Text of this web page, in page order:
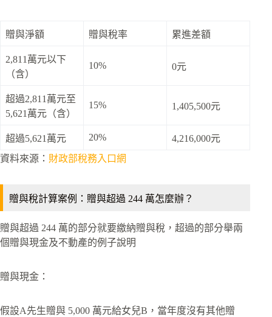
贈與淨額 贈與稅率 累進差額
2,811萬元以下
（含）
10% 0元
超過2,811萬元至
5,621萬元（含）
15% 1,405,500元
超過5,621萬元 20%
4,216,000元
資料來源： 財政部稅務入口網
贈與稅計算案例：贈與超過 244 萬怎麼辦？
贈與超過 244 萬的部分就要繳納贈與稅，超過的部分舉兩
個贈與現金及不動產的例子說明
贈與現金：
假設A先生贈與 5,000 萬元給女兒B，當年度沒有其他贈